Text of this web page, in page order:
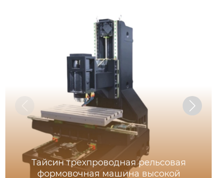
Тайсин трехпроводная рельсовая
формовочная машина высокой